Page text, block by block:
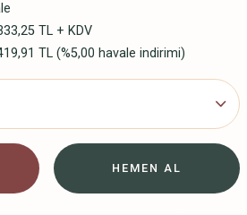
TL + KDV
TL (%5,00 havale indirimi)
HEMEN AL